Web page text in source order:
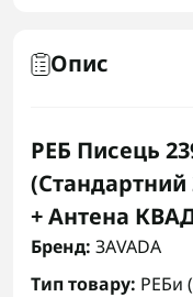
Опис
РЕБ Писець
(Стандартний
+ Антена
Бренд: ЗАVADA
Тип товару: РЕБи